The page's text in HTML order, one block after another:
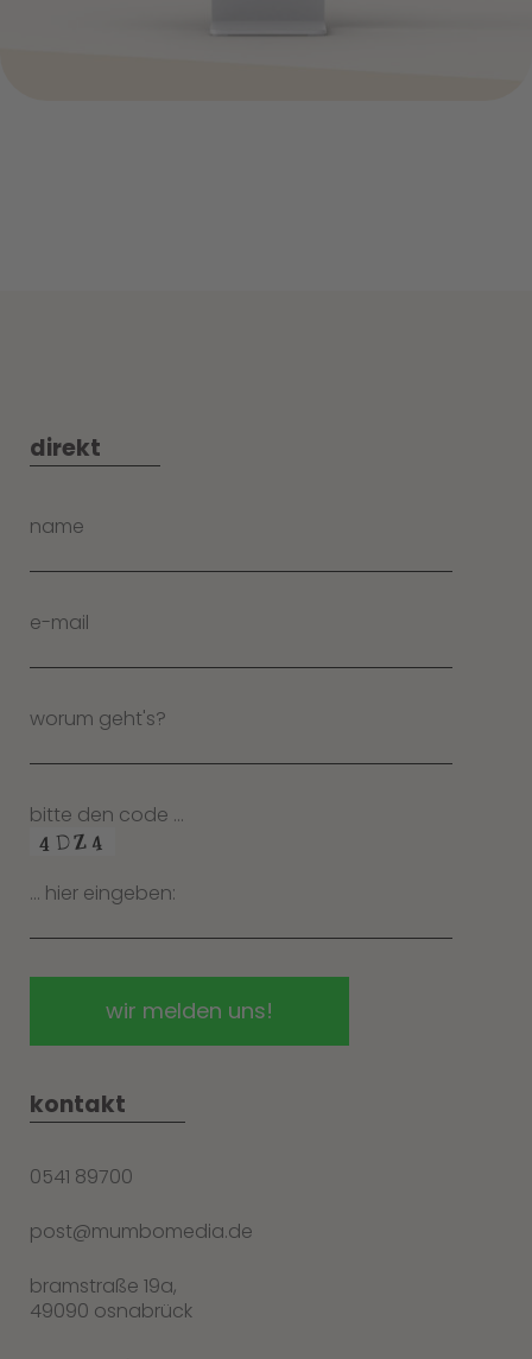
direkt
name
e-mail
worum geht's?
bitte den code …
… hier eingeben:
kontakt
0541 89700
post@mumbomedia.de
bramstraße 19a,
49090 osnabrück